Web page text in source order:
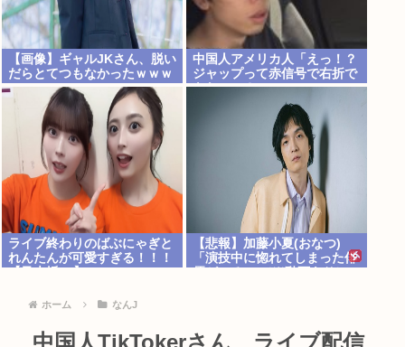
【画像】ギャルJKさん、脱い
だらとてつもなかったｗｗｗ
中国人アメリカ人「えっ！？
ジャップって赤信号で右折で
きないの？」
ライブ終わりのばぶにゃぎと
れんたんが可愛すぎる！！！
【悲報】加藤小夏(おなつ)
「演技中に惚れてしまった俳
ホーム なんJ
中国人TikTokerさん、ライブ配信